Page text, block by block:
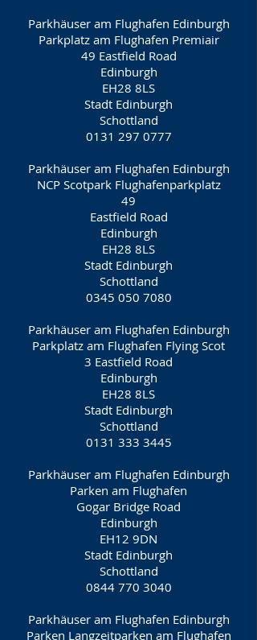
Parkhäuser am Flughafen Edinburgh
Parkplatz am Flughafen Premiair
49 Eastfield Road
Edinburgh
EH28 8LS
Stadt Edinburgh
Schottland
0131 297 0777
Parkhäuser am Flughafen Edinburgh
NCP Scotpark Flughafenparkplatz
49
Eastfield Road
Edinburgh
EH28 8LS
Stadt Edinburgh
Schottland
0345 050 7080
Parkhäuser am Flughafen Edinburgh
Parkplatz am Flughafen Flying Scot
3 Eastfield Road
Edinburgh
EH28 8LS
Stadt Edinburgh
Schottland
0131 333 3445
Parkhäuser am Flughafen Edinburgh
Parken am Flughafen
Gogar Bridge Road
Edinburgh
EH12 9DN
Stadt Edinburgh
Schottland
0844 770 3040
Parkhäuser am Flughafen Edinburgh
Parken Langzeitparken am Flughafen